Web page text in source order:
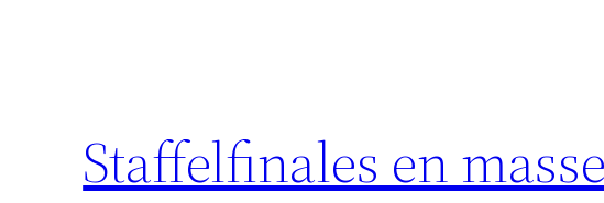
Staffelfinales en masse